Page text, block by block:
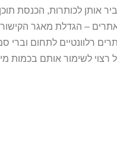
אותן לכותרות, הכנסת
– הגדלת מאגר
רלוונטיים לתחום וברי
לשימור אותם בכמות